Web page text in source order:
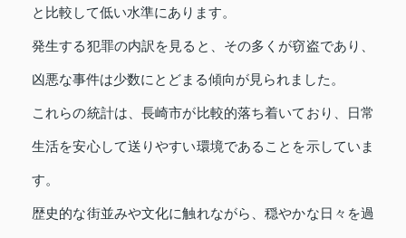
と比較して低い水準にあります。
発生する犯罪の内訳を見ると、その多くが窃盗であり、
凶悪な事件は少数にとどまる傾向が見られました。
これらの統計は、長崎市が比較的落ち着いており、日常
生活を安心して送りやすい環境であることを示していま
す。
歴史的な街並みや文化に触れながら、穏やかな日々を過